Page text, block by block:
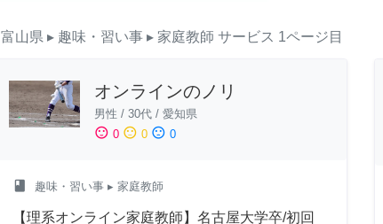
富山県 ▸ 趣味・習い事 ▸ 家庭教師 サービス 1ページ目
オンラインのノリ
男性 / 30代 / 愛知県
sentiment_satisfied 0 sentiment_neutral 0 sentiment_dissatisfied 0
class 趣味・習い事 ▸ 家庭教師
【理系オンライン家庭教師】名古屋大学卒/初回